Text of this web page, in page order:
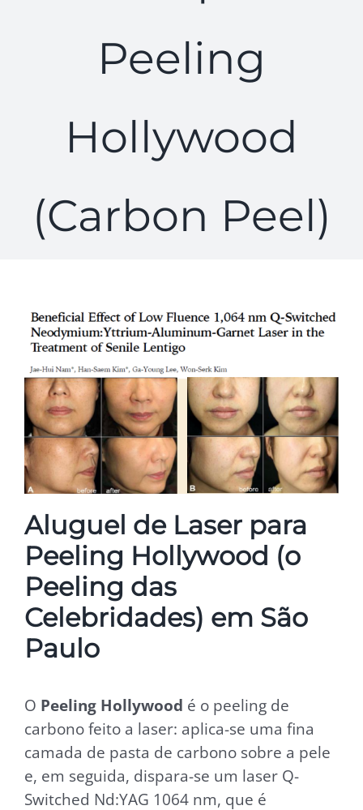
Peeling
Hollywood
(Carbon Peel)
Aluguel de Laser para
Peeling Hollywood (o
Peeling das
Celebridades) em São
Paulo
O Peeling Hollywood é o peeling de
carbono feito a laser: aplica-se uma fina
camada de pasta de carbono sobre a pele
e, em seguida, dispara-se um laser Q-
Switched Nd:YAG 1064 nm, que é